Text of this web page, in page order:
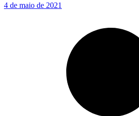
4 de maio de 2021